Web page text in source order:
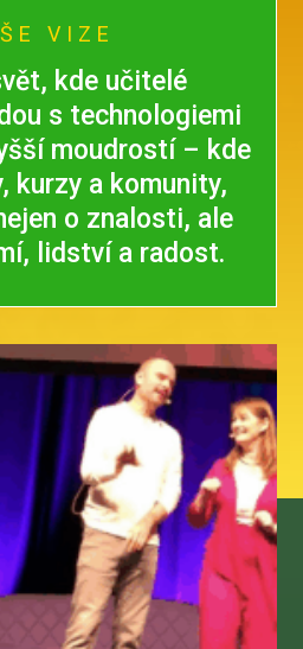
VIZE
kde učitelé
s technologiemi
moudrostí – kde
kurzy a komunity,
o znalosti, ale
lidství a radost.